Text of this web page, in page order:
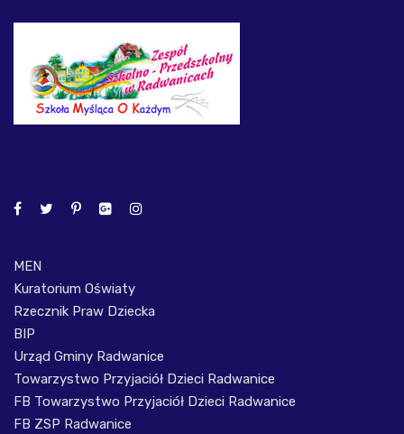
MEN
Kuratorium Oświaty
Rzecznik Praw Dziecka
BIP
Urząd Gminy Radwanice
Towarzystwo Przyjaciół Dzieci Radwanice
FB Towarzystwo Przyjaciół Dzieci Radwanice
FB ZSP Radwanice